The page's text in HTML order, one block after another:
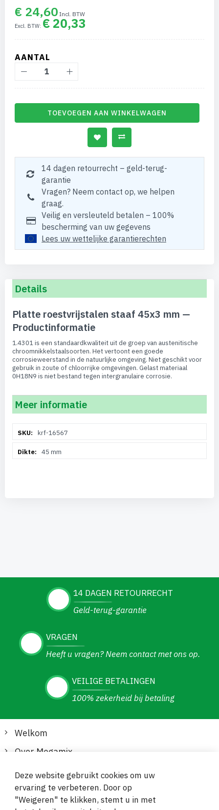
€ 24,60
€ 20,33
AANTAL
TOEVOEGEN AAN WINKELWAGEN
14 dagen retourrecht – geld-terug-
garantie
Vragen? Neem contact op, we helpen
graag.
Veilig en versleuteld betalen – 100%
bescherming van uw gegevens
Lees uw wettelijke garantierechten
Details
Platte roestvrijstalen staaf 45x3 mm —
Productinformatie
1.4301 is een standaardkwaliteit uit de groep van austenitische
chroomnikkelstaalsoorten. Het vertoont een goede
corrosieweerstand in de natuurlijke omgeving. Niet geschikt voor
gebruik in zoute of chloorrijke omgevingen. Gelast materiaal
0H18N9 is niet bestand tegen intergranulaire corrosie.
Meer informatie
informatiekrf-16567
45 mm
14 DAGEN RETOURRECHT
Geld-terug-garantie
VRAGEN
Heeft u vragen? Neem contact met ons op.
VEILIGE BETALINGEN
100% zekerheid bij betaling
Welkom
Over Megamix
Informatie
Klantenservice
Deze website gebruikt cookies om uw
ervaring te verbeteren. Door op
"Weigeren" te klikken, stemt u in met